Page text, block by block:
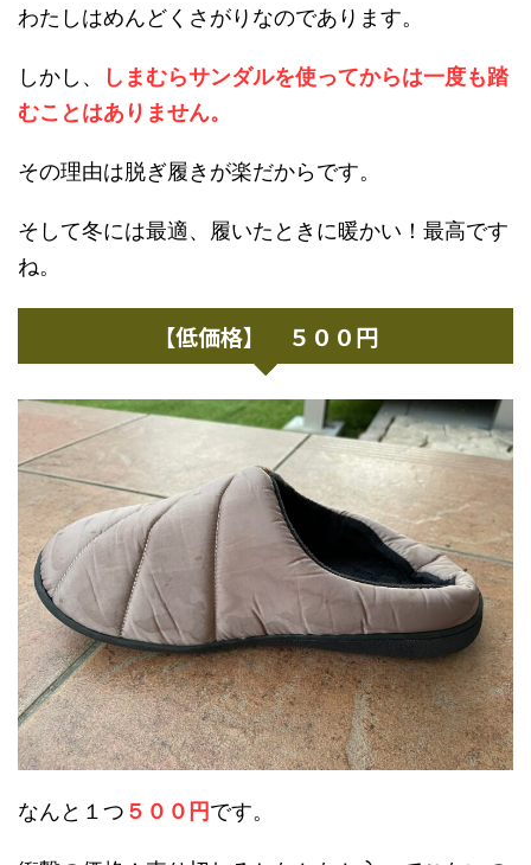
わたしはめんどくさがりなのであります。
しかし、
しまむらサンダルを使ってからは一度も踏
むことはありません。
その理由は脱ぎ履きが楽だからです。
そして冬には最適、履いたときに暖かい！最高です
ね。
【低価格】 ５００円
なんと１つ ５００円です。